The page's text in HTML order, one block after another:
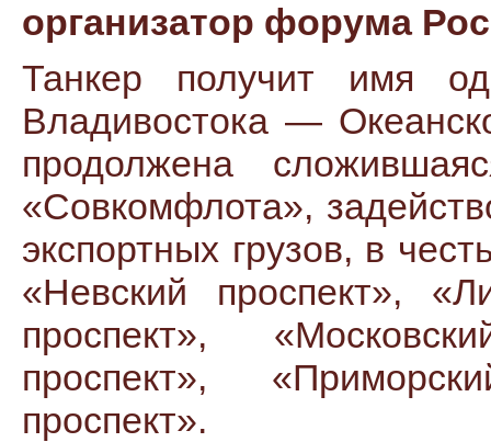
организатор форума
Танкер получит имя
Владивостока —
продолжена
«Совкомфлота»,
экспортных грузов, в
«Невский проспект»,
проспект»,
проспект»,
проспект».